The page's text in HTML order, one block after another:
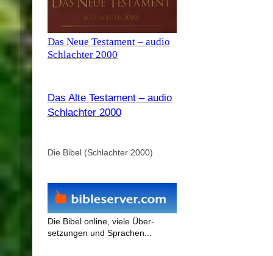
Das Neue Testament – audio
Schlachter 2000
Das Alte Testament – audio
Schlachter 2000
Die Bibel (Schlachter 2000)
Die Bibel online, viele Über-
setzungen und Sprachen...